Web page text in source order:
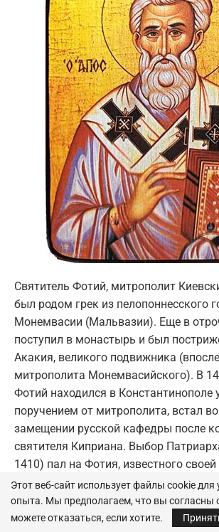
Святитель Фотий, митрополит
был родом грек из пелопоннесского
Монемвасии (Мальвазии). Еще в
поступил в монастырь и был
Акакия, великого подвижника
митрополита Монемвасийского). В
Фотий находился в Константинополе
поручением от митрополита, встал
замещении русской кафедры после
святителя Киприана. Выбор
1410) пал на Фотия, известного
святостью жизни. 1 сентября 1408
Фотий поставлен в митрополита и
на Русь.
Этот веб-сайт использует файлы cookie
опыта. Мы предполагаем, что вы согласны
можете отказаться, если хотите.